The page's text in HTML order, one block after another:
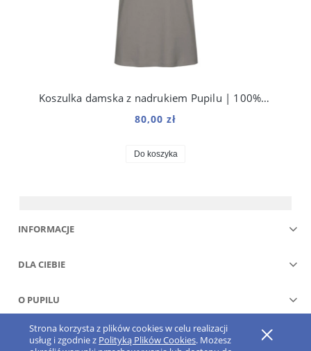
Strona korzysta z plików cookies w celu realizacji
usług i zgodnie z Polityką Plików Cookies. Możesz
Koszulka damska z nadrukiem Pupilu | 100% bawełna organiczna premium
80,00 zł
Do koszyka
INFORMACJE
DLA CIEBIE
O PUPILU
Pokaż pełną wersję strony